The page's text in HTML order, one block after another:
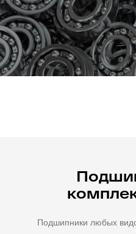
Подшипники любых